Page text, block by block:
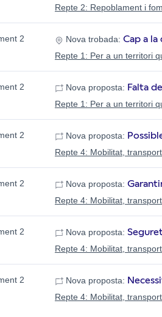
Repte 2: Repoblament i
2
Nova trobada: Cap a la
Repte 1: Per a un territori
2
Nova proposta: Falta
Repte 1: Per a un territori
2
Nova proposta:
Repte 4: Mobilitat,
2
Nova proposta:
Repte 4: Mobilitat,
2
Nova proposta:
Repte 4: Mobilitat,
2
Nova proposta:
Repte 4: Mobilitat,